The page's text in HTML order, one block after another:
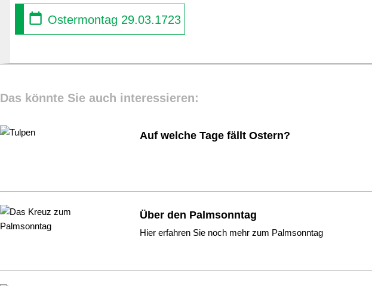
Ostermontag 29.03.1723
Das könnte Sie auch interessieren:
Auf welche Tage fällt Ostern?
Über den Palmsonntag
Hier erfahren Sie noch mehr zum Palmsonntag